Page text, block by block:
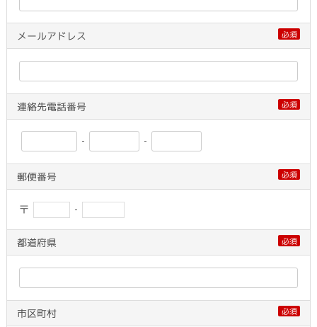
メールアドレス 必須
連絡先電話番号 必須
- -
郵便番号 必須
〒 -
都道府県 必須
市区町村 必須